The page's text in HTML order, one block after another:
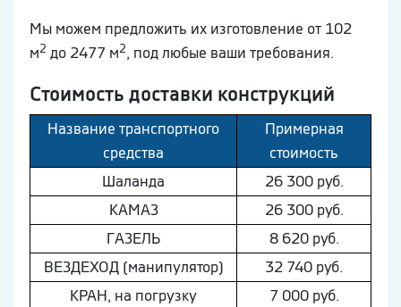
Мы можем предложить их изготовление от 102
м2 до 2477 м2, под любые ваши требования.
Стоимость доставки конструкций
Название транспортного
средства
Примерная
стоимость
Шaлaнда
26 300 руб.
КAМAЗ
26 300 руб.
ГAЗEЛЬ
8 620 руб.
ВEЗДEХОД (манипулятор)
32 740 руб.
КРАН, на погрузку
7 000 руб.